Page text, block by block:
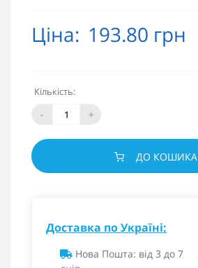
Ціна: 193.80 грн
Кількість:
-
+
ДО КОШИКА
Доставка по Україні:
Нова Пошта: від 3 до 7